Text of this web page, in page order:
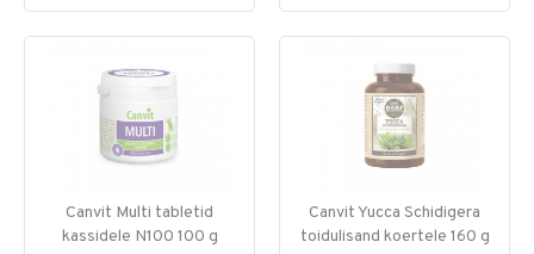
Canvit Multi tabletid
kassidele N100 100 g
Canvit Yucca Schidigera
toidulisand koertele 160 g